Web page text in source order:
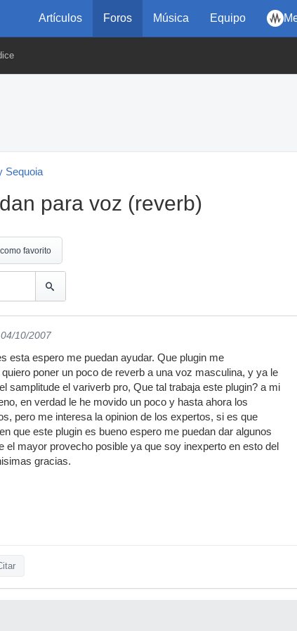
Artículos Foros Música Equipo
Sequoia
para voz (reverb)
favorito
10/2007
esta espero me puedan ayudar. Que plugin me
poner un poco de reverb a una voz masculina, y ya le
samplitude el variverb pro, Que tal trabaja este plugin? a mi
en verdad le he movido un poco y hasta ahora los
pero me interesa la opinion de los expertos, si es que
que este plugin es bueno espero me puedan dar algunos
el mayor provecho posible ya que soy inexperto en esto del
gracias.